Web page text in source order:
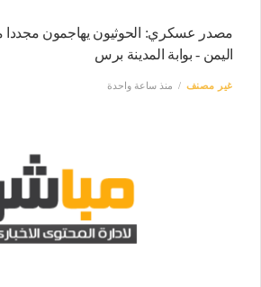
مصدر عسكري: الحوثيون يهاجمون مجددا
اليمن - بوابة المدينة برس
غير مصنف منذ ساعة واحدة